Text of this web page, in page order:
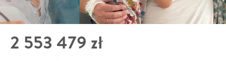
2 553 479 zł